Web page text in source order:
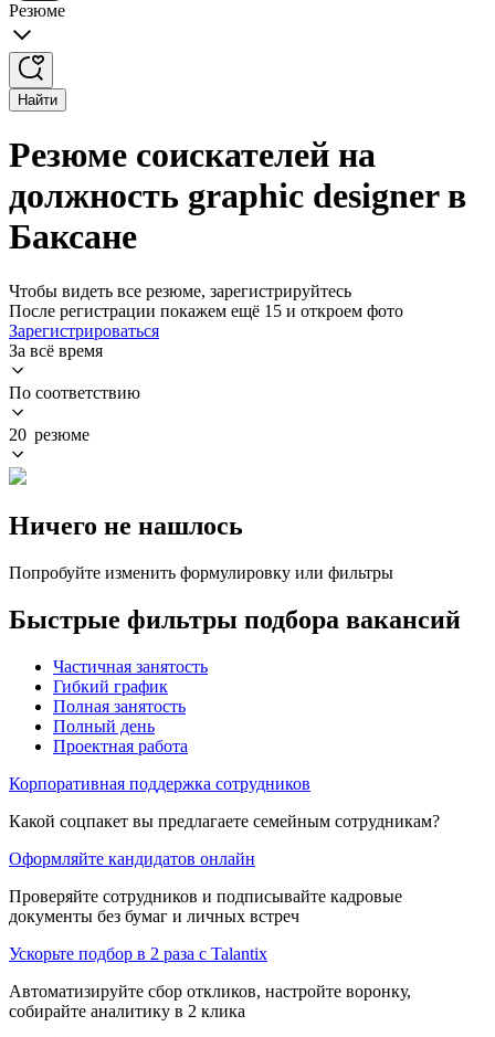
Резюме
Найти
Резюме соискателей на
должность graphic designer в
Баксане
Чтобы видеть все резюме, зарегистрируйтесь
После регистрации покажем ещё 15 и откроем фото
Зарегистрироваться
За всё время
По соответствию
20 резюме
Ничего не нашлось
Попробуйте изменить формулировку или фильтры
Быстрые фильтры подбора вакансий
Частичная занятость
Гибкий график
Полная занятость
Полный день
Проектная работа
Корпоративная поддержка сотрудников
Какой соцпакет вы предлагаете семейным сотрудникам?
Оформляйте кандидатов онлайн
Проверяйте сотрудников и подписывайте кадровые
документы без бумаг и личных встреч
Ускорьте подбор в 2 раза с Talantix
Автоматизируйте сбор откликов, настройте воронку,
собирайте аналитику в 2 клика